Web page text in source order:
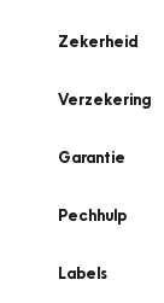
Zekerheid
Verzekering
Garantie
Pechhulp
Labels